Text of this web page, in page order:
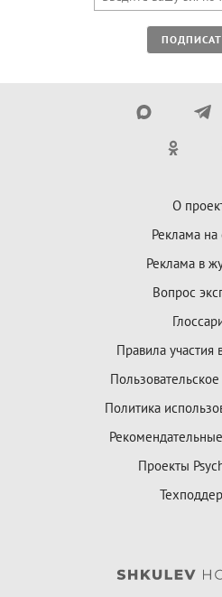
О
Реклама на
Реклама в
Вопрос
Правила участия
Политика
Проекты